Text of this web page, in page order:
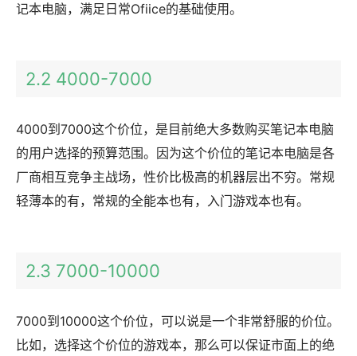
记本电脑，满足日常Ofiice的基础使用。
2.2 4000-7000
4000到7000这个价位，是目前绝大多数购买笔记本电脑
的用户选择的预算范围。因为这个价位的笔记本电脑是各
厂商相互竞争主战场，性价比极高的机器层出不穷。常规
轻薄本的有，常规的全能本也有，入门游戏本也有。
2.3 7000-10000
7000到10000这个价位，可以说是一个非常舒服的价位。
比如，选择这个价位的游戏本，那么可以保证市面上的绝